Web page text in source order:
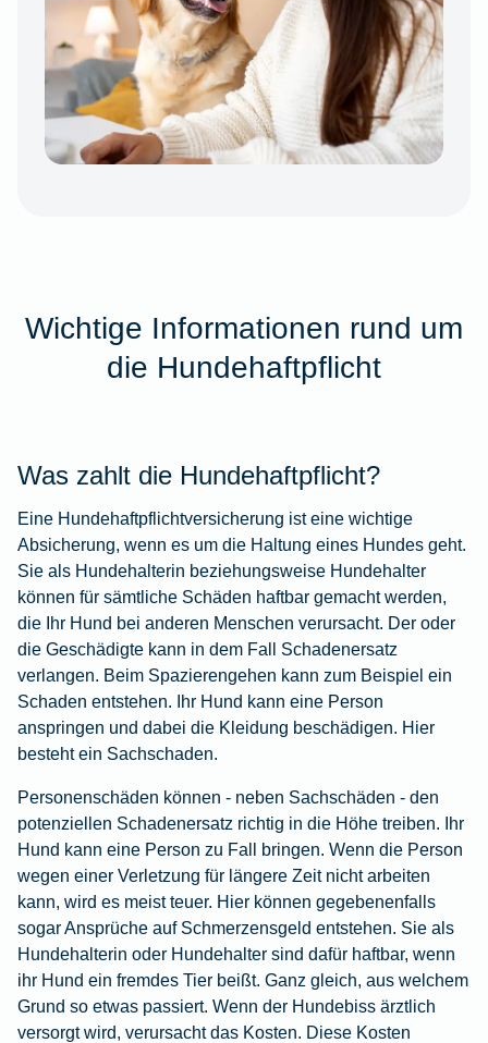
Wichtige Informationen rund um
die Hundehaftpflicht
Was zahlt die Hundehaftpflicht?
Eine Hundehaftpflichtversicherung ist eine wichtige
Absicherung, wenn es um die Haltung eines Hundes geht.
Sie als Hundehalterin beziehungsweise Hundehalter
können für sämtliche Schäden haftbar gemacht werden,
die Ihr Hund bei anderen Menschen verursacht. Der oder
die Geschädigte kann in dem Fall Schadenersatz
verlangen. Beim Spazierengehen kann zum Beispiel ein
Schaden entstehen. Ihr Hund kann eine Person
anspringen und dabei die Kleidung beschädigen. Hier
besteht ein Sachschaden.
Personenschäden können - neben Sachschäden - den
potenziellen Schadenersatz richtig in die Höhe treiben. Ihr
Hund kann eine Person zu Fall bringen. Wenn die Person
wegen einer Verletzung für längere Zeit nicht arbeiten
kann, wird es meist teuer. Hier können gegebenenfalls
sogar Ansprüche auf Schmerzensgeld entstehen. Sie als
Hundehalterin oder Hundehalter sind dafür haftbar, wenn
ihr Hund ein fremdes Tier beißt. Ganz gleich, aus welchem
Grund so etwas passiert. Wenn der Hundebiss ärztlich
versorgt wird, verursacht das Kosten. Diese Kosten